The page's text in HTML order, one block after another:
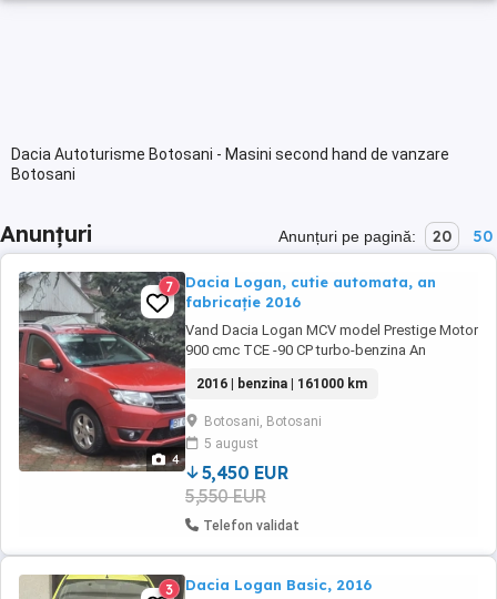
Dacia Autoturisme Botosani - Masini second hand de vanzare
Botosani
Anunțuri Anunțuri pe pagină: 20 50
4
7
Dacia Logan, cutie automata, an
fabricație 2016
Vand Dacia Logan MCV model Prestige Motor
900 cmc TCE -90 CP turbo-benzina An
proprietar Aer conditionat Geamuri electrice
fata spate Oglinzi electrice Geamuri fumurii
Halogene bara Computer bord Start stop
Buton Eco Alarma Casetofon cu Bluetooth
Navigatie Camera ...
2016 | benzina | 161000 km
Botosani, Botosani
5 august
5,450 EUR
5,550 EUR
Telefon validat
3 Dacia Logan Basic, 2016